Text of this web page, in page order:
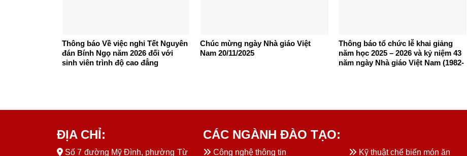
Thông báo Về việc nghỉ Tết Nguyên
đán Bính Ngọ năm 2026 đối với
sinh viên trình độ cao đẳng
Chúc mừng ngày Nhà giáo Việt
Nam 20/11/2025
Thông báo tổ chức lễ khai giảng
năm học 2025 – 2026 và kỷ niệm 43
năm ngày Nhà giáo Việt Nam (1982-
ĐỊA CHỈ:
Số 7 đường Mỹ Đình, phường Từ
CÁC NGÀNH ĐÀO TẠO:
Công nghệ thông tin Kỹ thuật chế biến món ăn